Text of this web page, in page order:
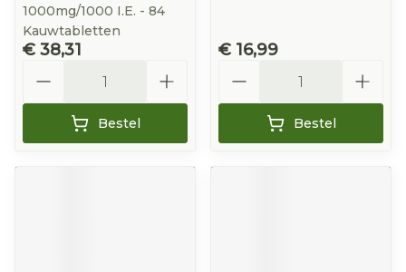
1000mg/1000 I.E. - 84
Kauwtabletten
€ 38,31
Bestel
€ 16,99
Bestel